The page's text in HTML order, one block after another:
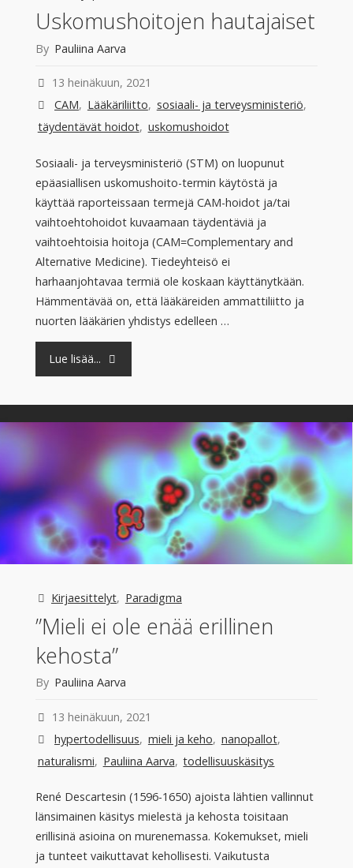
Uskomushoitojen hautajaiset
By Pauliina Aarva
13 heinäkuun, 2021
CAM, Lääkäriliitto, sosiaali- ja terveysministeriö,
täydentävät hoidot, uskomushoidot
Sosiaali- ja terveysministeriö (STM) on luopunut
epäasiallisen uskomushoito-termin käytöstä ja
käyttää raporteissaan termejä CAM-hoidot ja/tai
vaihtoehtohoidot kuvaamaan täydentäviä ja
vaihtoehtoisia hoitoja (CAM=Complementary and
Alternative Medicine). Tiedeyhteisö ei
harhaanjohtavaa termiä ole koskaan käyttänytkään.
Hämmentävää on, että lääkäreiden ammattiliitto ja
nuorten lääkärien yhdistys edelleen …
Lue lisää... "Uskomushoitojen
Kirjaesittelyt, Paradigma
”Mieli ei ole enää erillinen
kehosta”
By Pauliina Aarva
13 heinäkuun, 2021
hypertodellisuus, mieli ja keho, nanopallot,
naturalismi, Pauliina Aarva, todellisuuskäsitys
René Descartesin (1596-1650) ajoista lähtien vallinnut
länsimainen käsitys mielestä ja kehosta toisitaan
erillisinä asioina on murenemassa. Kokemukset, mieli
ja tunteet vaikuttavat kehollisesti. Vaikutusta